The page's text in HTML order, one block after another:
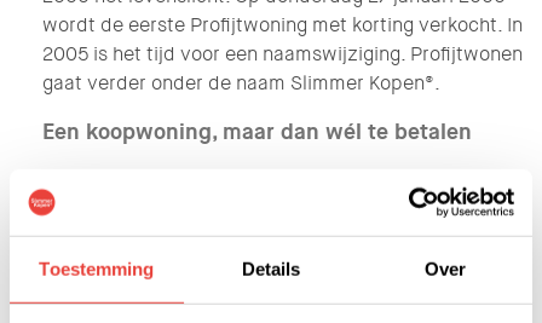
Toestemming Details Over
wordt de eerste Profijtwoning met korting verkocht. In
2005 is het tijd voor een naamswijziging. Profijtwonen
gaat verder onder de naam Slimmer Kopen®.
Een koopwoning, maar dan wél te betalen
Slimmer Kopen® werd bedacht om zo veel mogelijk
mensen de kans te bieden op het kopen van een
woning. Met Slimmer Kopen® kunnen zij profiteren
van de voordelen van kopen, zonder de hoofdprijs te
betalen, maar met korting.